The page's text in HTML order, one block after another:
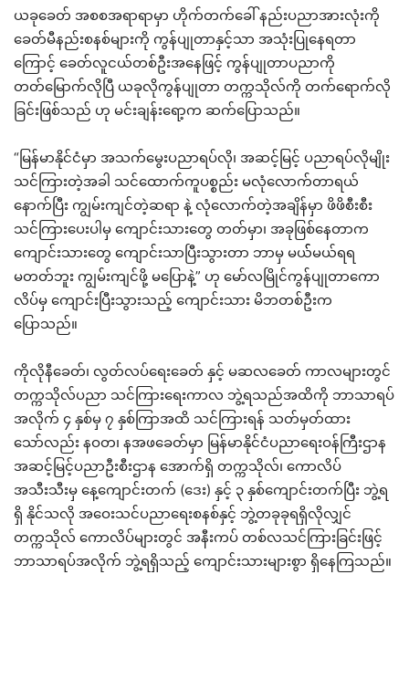
ယခုခေတ် အစစအရာရာမှာ ဟိုက်တက်ခေါ် နည်းပညာအားလုံးကို
ခေတ်မီနည်းစနစ်များကို ကွန်ပျုတာနှင့်သာ အသုံးပြုနေရတာ
ကြောင့် ခေတ်လူငယ်တစ်ဦးအနေဖြင့် ကွန်ပျုတာပညာကို
တတ်မြောက်လိုပြီ ယခုလိုကွန်ပျုတာ တက္ကသိုလ်ကို တက်ရောက်လို
ခြင်းဖြစ်သည် ဟု မင်းချန်းရော့က ဆက်ပြောသည်။
“မြန်မာနိုင်ငံမှာ အသက်မွေးပညာရပ်လို၊ အဆင့်မြင့် ပညာရပ်လိုမျိုး
သင်ကြားတဲ့အခါ သင်ထောက်ကူပစ္စည်း မလုံလောက်တာရယ်
နောက်ပြီး ကျွမ်းကျင်တဲ့ဆရာ နဲ့ လုံလောက်တဲ့အချိန်မှာ ဖိဖိစီးစီး
သင်ကြားပေးပါမှ ကျောင်းသားတွေ တတ်မှာ၊ အခုဖြစ်နေတာက
ကျောင်းသားတွေ ကျောင်းသာပြီးသွားတာ ဘာမှ မယ််မယ်ရရ
မတတ်ဘူး ကျွမ်းကျင်ဖို့ မပြောနဲ့” ဟု မော်လမြိုင်ကွန်ပျုတာကော
လိပ်မှ ကျောင်းပြီးသွားသည့် ကျောင်းသား မိဘတစ်ဦးက
ပြောသည်။
ကိုလိုနီခေတ်၊ လွတ်လပ်ရေးခေတ် နှင့် မဆလခေတ် ကာလများတွင်
တက္ကသိုလ်ပညာ သင်ကြားရေးကာလ ဘွဲ့ရသည်အထိကို ဘာသာရပ်
အလိုက် ၄ နှစ်မှ ၇ နှစ်ကြာအထိ သင်ကြားရန် သတ်မှတ်ထား
သော်လည်း နဝတ၊ နအဖခေတ်မှာ မြန်မာနိုင်ငံပညာရေးဝန်ကြီးဌာန
အဆင့်မြင့်ပညာဦးစီးဌာန အောက်ရှိ တက္ကသိုလ်၊ ကောလိပ်
အသီးသီးမှ နေ့ကျောင်းတက် (ဒေး) နှင့် ၃ နှစ်ကျောင်းတက်ပြီး ဘွဲ့ရ
ရှိ နိုင်သလို အဝေးသင်ပညာရေးစနစ်နှင့် ဘွဲ့တခုခုရရှိလိုလျှင်
တက္ကသိုလ် ကောလိပ်များတွင် အနီးကပ် တစ်လသင်ကြားခြင်းဖြင့်
ဘာသာရပ်အလိုက် ဘွဲ့ရရှိသည့် ကျောင်းသားများစွာ ရှိနေကြသည်။